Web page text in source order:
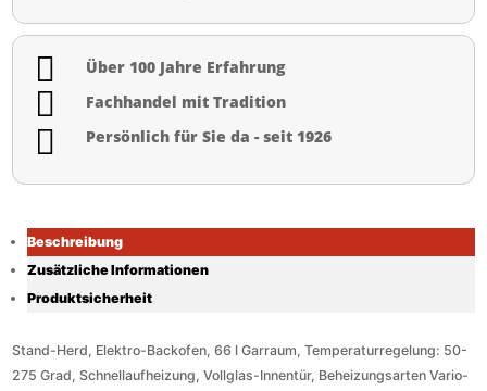
 Über 100 Jahre Erfahrung
 Fachhandel mit Tradition
 Persönlich für Sie da - seit 1926
Beschreibung
Zusätzliche Informationen
Produktsicherheit
Stand-Herd, Elektro-Backofen, 66 l Garraum, Temperaturregelung: 50-
275 Grad, Schnellaufheizung, Vollglas-Innentür, Beheizungsarten Vario-